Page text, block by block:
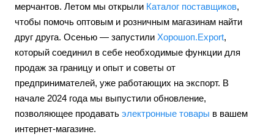
мерчантов. Летом мы открыли Каталог поставщиков,
чтобы помочь оптовым и розничным магазинам найти
друг друга. Осенью — запустили Хорошоп.Export,
который соединил в себе необходимые функции для
продаж за границу и опыт и советы от
предпринимателей, уже работающих на экспорт. В
начале 2024 года мы выпустили обновление,
позволяющее продавать электронные товары в вашем
интернет-магазине.